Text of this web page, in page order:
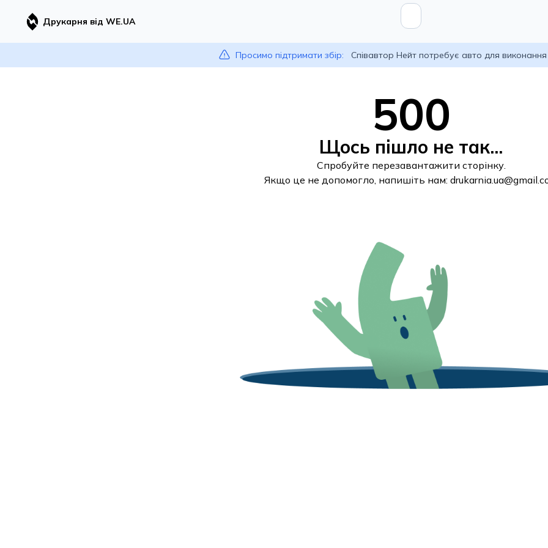
Друкарня від WE.UA
Просимо підтримати збір: Співавтор Нейт потребує авто для
500
Щось пішло не так...
Спробуйте перезавантажити сторінку.
Якщо це не допомогло, напишіть нам: